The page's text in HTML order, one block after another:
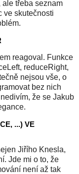
třeba seznam
ve skutečnosti
reagoval. Funkce
reduceRight,
nejsou vše, o
bez nich
že se Jakub
...) VE
Jiřího Knesla,
Jde mi o to, že
není až tak